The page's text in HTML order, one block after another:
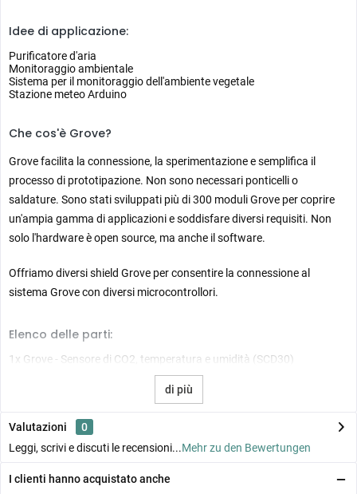
Idee di applicazione:
Purificatore d'aria
Monitoraggio ambientale
Sistema per il monitoraggio dell'ambiente vegetale
Stazione meteo Arduino
Che cos'è Grove?
Grove facilita la connessione, la sperimentazione e semplifica il
processo di prototipazione. Non sono necessari ponticelli o
saldature. Sono stati sviluppati più di 300 moduli Grove per coprire
un'ampia gamma di applicazioni e soddisfare diversi requisiti. Non
solo l'hardware è open source, ma anche il software.
Offriamo diversi shield Grove per consentire la connessione al
sistema Grove con diversi microcontrollori.
Elenco delle parti:
1x Grove - Sensore di CO2, temperatura e umidità (SCD30)
di più
Valutazioni
0
Leggi, scrivi e discuti le recensioni...Mehr zu den Bewertungen
I clienti hanno acquistato anche